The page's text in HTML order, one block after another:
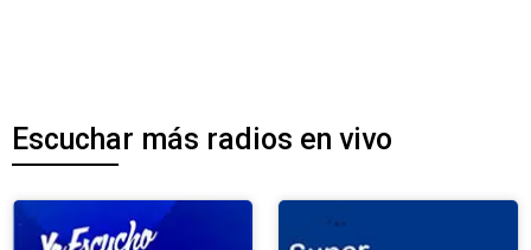
Escuchar más radios en vivo